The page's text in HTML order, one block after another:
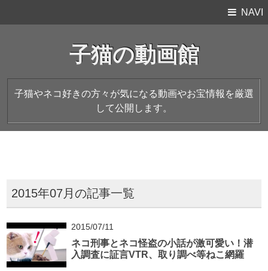
NAVI
子猫の動画館
子猫やネコ好きの方々が気になる動画やお宝情報を厳選
して公開します。
2015年07月の記事一覧
2015/07/11
ネコ刑事とネコ怪盗の小話が激可愛い！潜
入調査に証言VTR、取り調べ等ねこ網羅